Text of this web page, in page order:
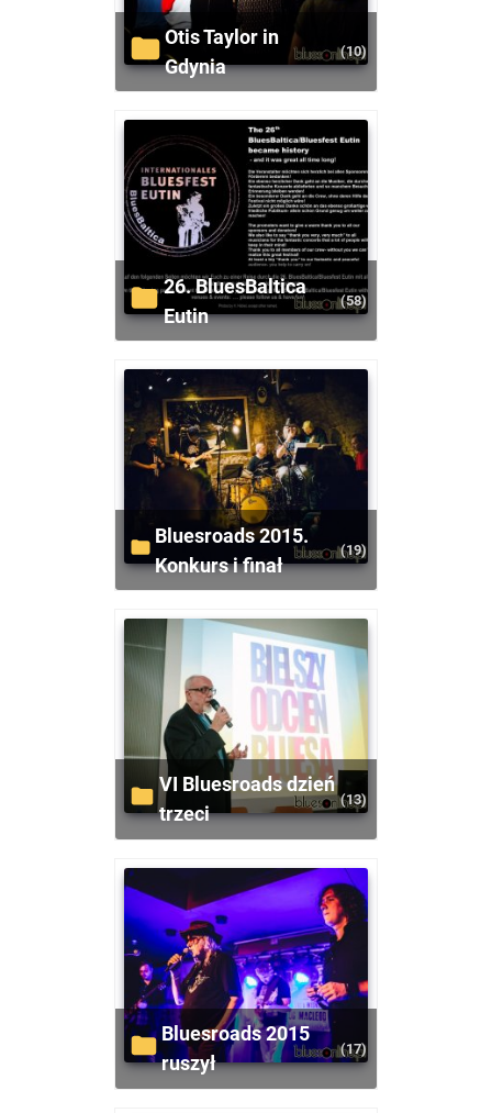
Otis Taylor in
Gdynia
(10)
26. BluesBaltica
Eutin
(58)
Bluesroads 2015.
Konkurs i finał
(19)
VI Bluesroads dzień
trzeci
(13)
Bluesroads 2015
ruszył
(17)